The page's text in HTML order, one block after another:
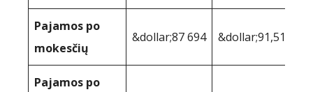
Pajamos po
mokesčių
&dollar;87 694 &dollar;91,519
Pajamos po